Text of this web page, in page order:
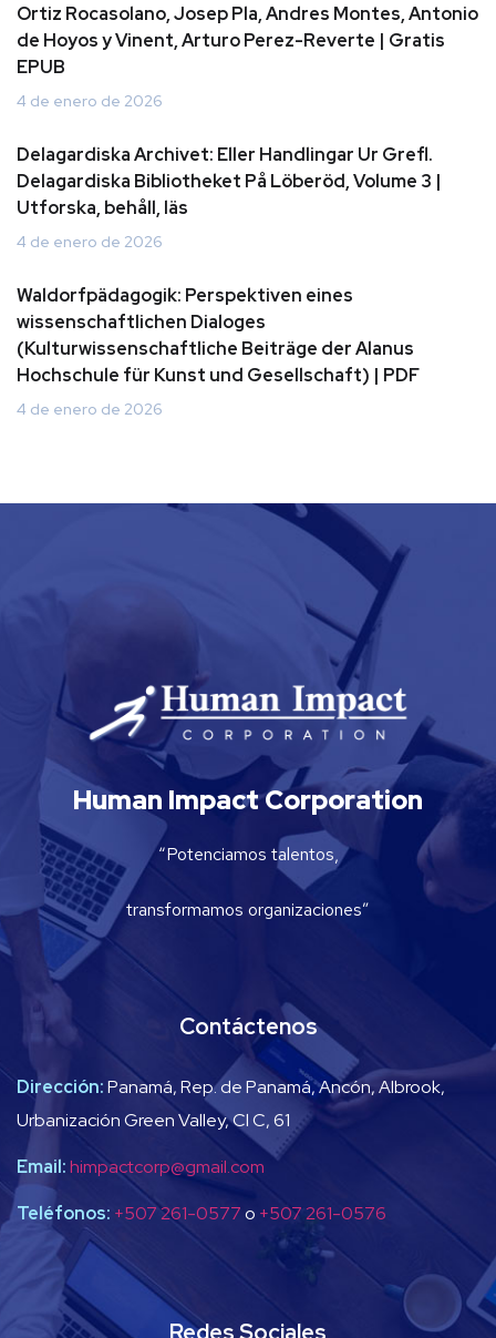
Ortiz Rocasolano, Josep Pla, Andres Montes, Antonio
de Hoyos y Vinent, Arturo Perez-Reverte | Gratis
EPUB
4 de enero de 2026
Delagardiska Archivet: Eller Handlingar Ur Grefl.
Delagardiska Bibliotheket På Löberöd, Volume 3 |
Utforska, behåll, läs
4 de enero de 2026
Waldorfpädagogik: Perspektiven eines
wissenschaftlichen Dialoges
(Kulturwissenschaftliche Beiträge der Alanus
Hochschule für Kunst und Gesellschaft) | PDF
4 de enero de 2026
Human Impact Corporation
“Potenciamos talentos,
transformamos organizaciones”
Contáctenos
Dirección:Panamá, Rep. de Panamá, Ancón, Albrook,
Urbanización Green Valley, Cl C, 61
Email:himpactcorp@gmail.com
Teléfonos: +507 261-0577o +507 261-0576
Redes Sociales